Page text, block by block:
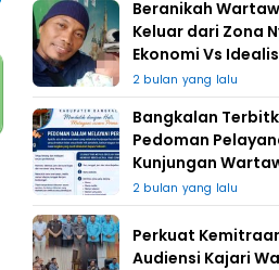
Beranikah
Keluar dari Zona
Ekonomi Vs
Jurnalistik
2 bulan yang lalu
Bangkalan
Pedoman
Kunjungan
Redaksi : Bagus
Lari
2 bulan yang lalu
Perkuat
Audiensi Kajari